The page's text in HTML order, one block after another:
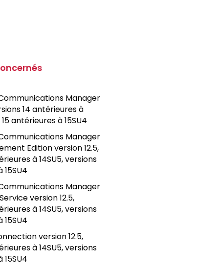
Manager
14 antérieures à
antérieures à 15SU4
Manager
Edition version 12.5,
à 14SU5, versions
15SU4
Manager
version 12.5,
à 14SU5, versions
15SU4
version 12.5,
à 14SU5, versions
15SU4